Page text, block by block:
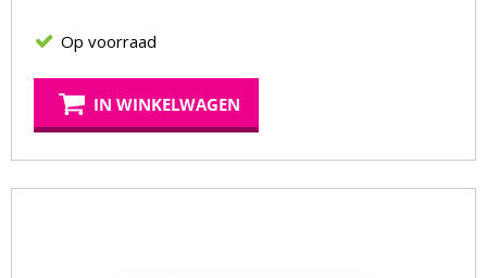
Op voorraad
IN WINKELWAGEN